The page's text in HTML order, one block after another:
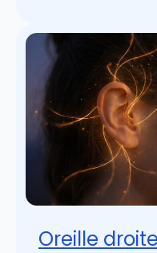
Oreille